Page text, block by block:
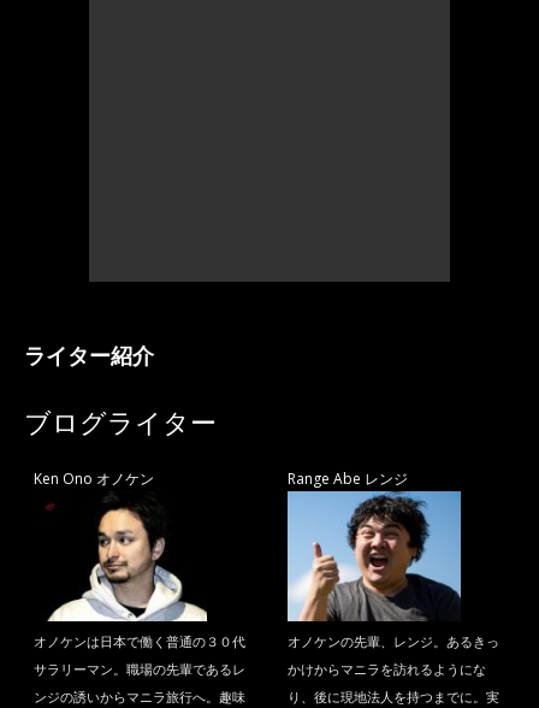
ライター紹介
ブログライター
Ken Ono オノケン
オノケンは日本で働く普通の３０代
サラリーマン。職場の先輩であるレ
ンジの誘いからマニラ旅行へ。趣味
Range Abe レンジ
オノケンの先輩、レンジ。あるきっ
かけからマニラを訪れるようにな
り、後に現地法人を持つまでに。実